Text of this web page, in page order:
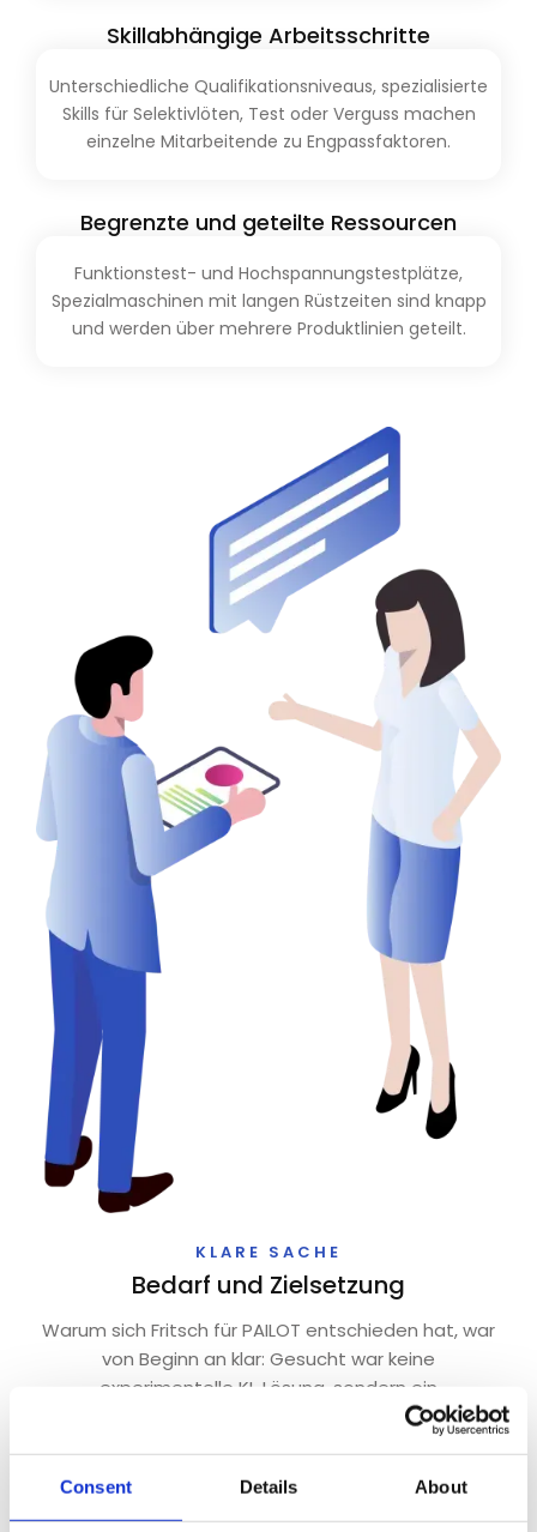
Consent Details About
Skillabhängige Arbeitsschritte
Unterschiedliche Qualifikationsniveaus, spezialisierte
Skills für Selektivlöten, Test oder Verguss machen
einzelne Mitarbeitende zu Engpassfaktoren.
Funktionstest- und Hochspannungstestplätze,
Spezialmaschinen mit langen Rüstzeiten sind knapp
und werden über mehrere Produktlinien geteilt.
Begrenzte und geteilte Ressourcen
KLARE SACHE
Bedarf und Zielsetzung
Warum sich Fritsch für PAILOT entschieden hat, war
von Beginn an klar: Gesucht war keine
experimentelle KI-Lösung, sondern ein
Planungssystem, das die reale Komplexität der
Fokus standen eine realistische, kapazitätsbasierte